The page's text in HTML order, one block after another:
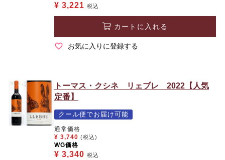
¥ 3,221 税込
カートに入れる
お気に入りに登録する
トーマス・クシネ リェブレ 2022【人気
定番】
クール便でお届け可能
通常価格
¥ 3,740 (税込)
WG価格
¥ 3,340 税込